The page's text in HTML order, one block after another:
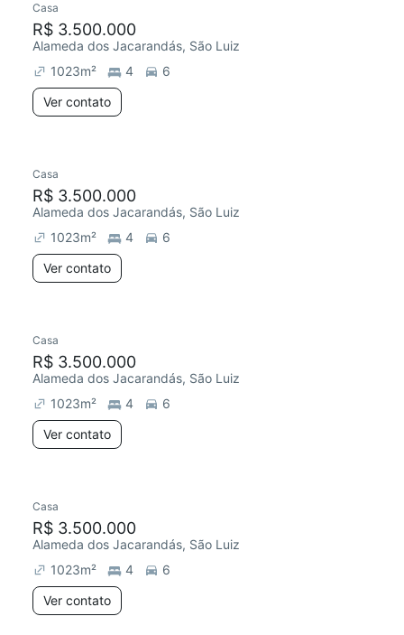
Casa
R$ 3.500.000
Alameda dos Jacarandás, São Luiz
1023m² 4
6
Ver contato
Casa
R$ 3.500.000
Alameda dos Jacarandás, São Luiz
1023m² 4
6
Ver contato
Casa
R$ 3.500.000
Alameda dos Jacarandás, São Luiz
1023m² 4
6
Ver contato
Casa
R$ 3.500.000
Alameda dos Jacarandás, São Luiz
1023m² 4
6
Ver contato